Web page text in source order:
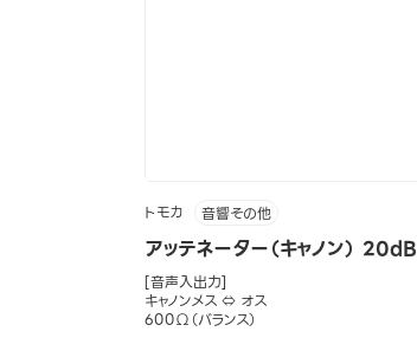
トモカ 音響その他
アッテネーター（キャノン） 20dB
[音声入出力]
キャノンメス ⇔ オス
600Ω（バランス）